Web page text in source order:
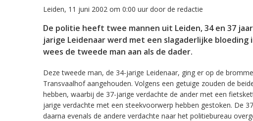
Inklappen
Leiden, 11 juni 2002 om 0:00 uur door de redactie
De politie heeft twee mannen uit Leiden, 34 en 37
jarige Leidenaar werd met een slagaderlijke
wees de tweede man aan als de dader.
Deze tweede man, de 34-jarige Leidenaar, ging er op de
Transvaalhof aangehouden. Volgens een getuige zouden de
hebben, waarbij de 37-jarige verdachte de ander met een
jarige verdachte met een steekvoorwerp hebben gestoken. De
daarna evenals de andere verdachte naar het politiebureau